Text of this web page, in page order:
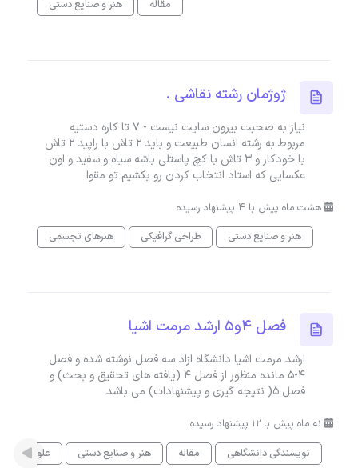
مقاله
هنر و صنایع دستی
ژوژمان رشته نقاشی .
نیاز به صحبت بیرون سایت نیست - ۷ تا کاره دستیه
مربوط به رشته انسان طبیعت و باید ۲ تاش با راپید ۲ تاش
با خودکار و ۳ تاش با کچ پاستلی باشه سیاه و سفید و اون
عکسایی که استاد انتخاب کردن رو بکشیم تو مقوا
هشت ماه پیش با 4 پیشنهاد رسیده
هنر و صنایع دستی
طراحی گرافیکی هنرهای تجسمی
فصل ۴و۵ ارشد مرمت اشیا
ارشد مرمت اشیا دانشگاه ازاد سه فصل نوشته شده و فصل
۴-۵ مانده منظور از فصل ۴ (یافته های تحقیق و بحث) و
فصل ۵( نتیجه گیری و پیشنهادات) می باشد
نه ماه پیش با 12 پیشنهاد رسیده
نویسندگی دانشگاهی
مقاله هنر و صنایع دستی علوم انسانی